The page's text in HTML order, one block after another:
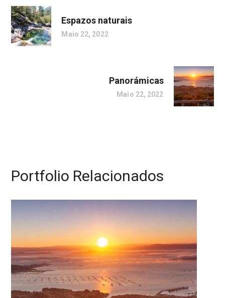
Espazos naturais
Maio 22, 2022
Panorámicas
Maio 22, 2022
Portfolio Relacionados